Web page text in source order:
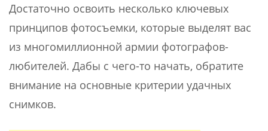
Достаточно освоить несколько ключевых
принципов фотосъемки, которые выделят вас
из многомиллионной армии фотографов-
любителей. Дабы с чего-то начать, обратите
внимание на основные критерии удачных
снимков.